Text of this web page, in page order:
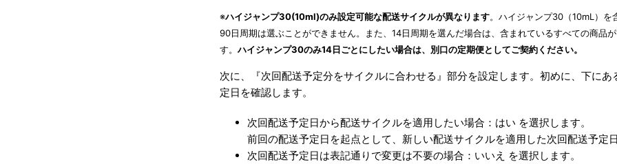
※ハイジャンプ30(10ml)のみ設定可能な配送サイクルが異なります。ハイジャンプ30（10mL）を
90日周期は選ぶことができません。また、14日周期を選んだ場合は、含まれているすべての商品
す。ハイジャンプ30のみ14日ごとにしたい場合は、別口の定期便としてご契約ください。
次に、『次回配送予定分をサイクルに合わせる』部分を設定します。初めに、下にあ
定日を確認します。
次回配送予定日から配送サイクルを適用したい場合：はい を選択します。
前回の配送予定日を起点として、新しい配送サイクルを適用した次回配送予定
次回配送予定日は表記通りで変更は不要の場合：いいえ を選択します。